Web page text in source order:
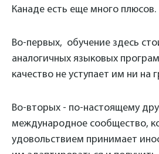
Канаде есть еще много плюсов.
Во-первых, обучение здесь
аналогичных языковых
качество не уступает им ни на
Во-вторых - по-настоящему
международное сообщество,
удовольствием принимает